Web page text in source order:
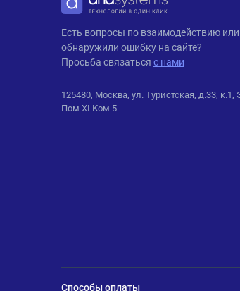
ANDPRO
Есть вопросы по взаимодействию или
обнаружили ошибку на сайте?
Просьба связаться с нами
125480, Москва, ул. Туристская, д.33, к.1,
Пом XI Ком 5
Способы оплаты